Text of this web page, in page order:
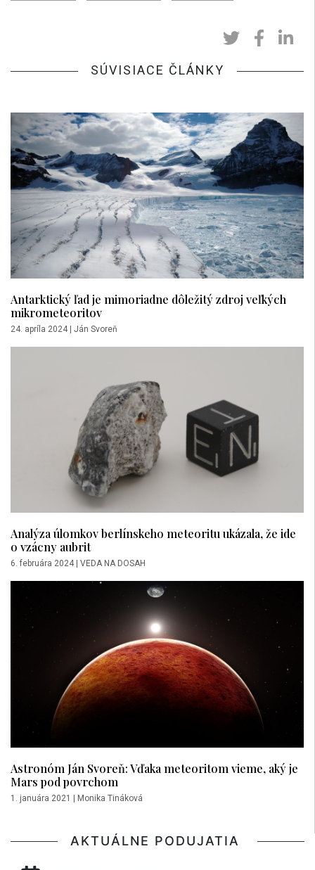
SÚVISIACE ČLÁNKY
Antarktický ľad je mimoriadne dôležitý zdroj veľkých
mikrometeoritov
24. apríla 2024 Ján Svoreň
Analýza úlomkov berlínskeho meteoritu ukázala, že ide
o vzácny aubrit
6. februára 2024 VEDA NA DOSAH
Astronóm Ján Svoreň: Vďaka meteoritom vieme, aký je
Mars pod povrchom
1. januára 2021 | Monika Tináková
AKTUÁLNE PODUJATIA